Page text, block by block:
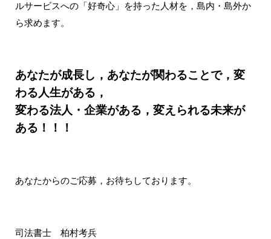
ルサービスへの「好奇心」を持った人材を，島内・島外か
ら求めます。
あなたが成長し，あなたが関わることで，変
わる人生がある，
変わる法人・企業がある，変えられる未来が
ある！！！
あなたからのご応募，お待ちしております。
司法書士 柏村考兵